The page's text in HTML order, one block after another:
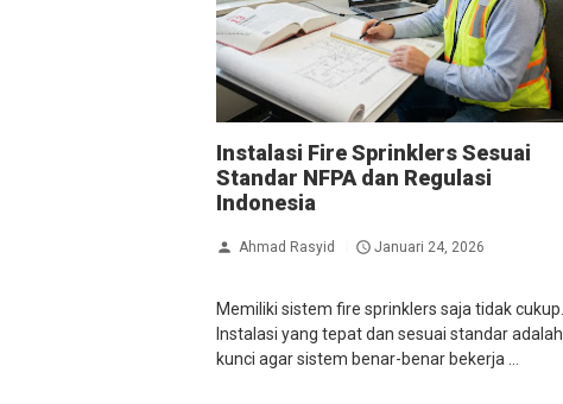
Instalasi Fire Sprinklers Sesuai
Standar NFPA dan Regulasi
Indonesia
Ahmad Rasyid Januari 24, 2026
Memiliki sistem fire sprinklers saja tidak cukup.
Instalasi yang tepat dan sesuai standar adalah
kunci agar sistem benar-benar bekerja ...